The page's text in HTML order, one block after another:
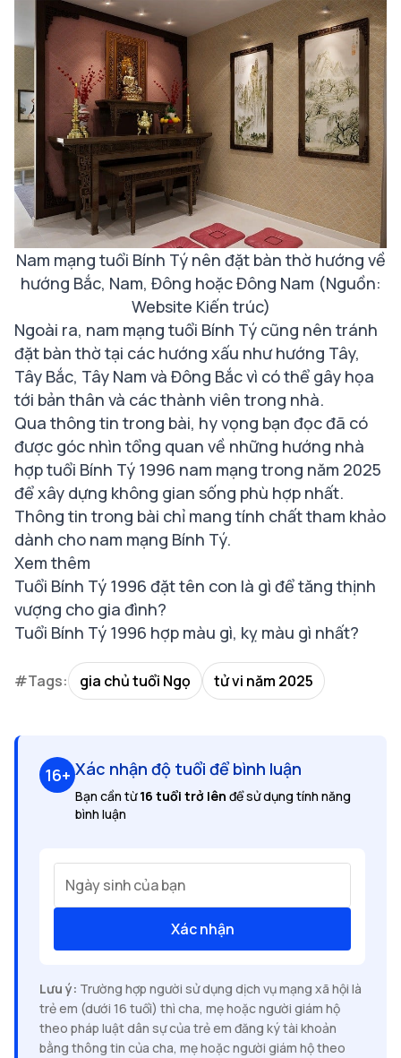
Nam mạng tuổi Bính Tý nên đặt bàn thờ hướng về
hướng Bắc, Nam, Đông hoặc Đông Nam (Nguồn:
Website Kiến trúc)
Ngoài ra, nam mạng tuổi Bính Tý cũng nên tránh
đặt bàn thờ tại các hướng xấu như hướng Tây,
Tây Bắc, Tây Nam và Đông Bắc vì có thể gây họa
tới bản thân và các thành viên trong nhà.
Qua thông tin trong bài, hy vọng bạn đọc đã có
được góc nhìn tổng quan về những hướng nhà
hợp tuổi Bính Tý 1996 nam mạng trong năm 2025
để xây dựng không gian sống phù hợp nhất.
Thông tin trong bài chỉ mang tính chất tham khảo
dành cho nam mạng Bính Tý.
Xem thêm
Tuổi Bính Tý 1996 đặt tên con là gì để tăng thịnh
vượng cho gia đình?
Tuổi Bính Tý 1996 hợp màu gì, kỵ màu gì nhất?
#Tags: gia chủ tuổi Ngọ tử vi năm 2025
16+ Xác nhận độ tuổi để bình luận
Bạn cần từ16 tuổi trở lên để sử dụng tính năng
bình luận
Ngày sinh của bạn
Xác nhận
Lưu ý: Trường hợp người sử dụng dịch vụ mạng xã hội là
trẻ em (dưới 16 tuổi) thì cha, mẹ hoặc người giám hộ
theo pháp luật dân sự của trẻ em đăng ký tài khoản
bằng thông tin của cha, mẹ hoặc người giám hộ theo